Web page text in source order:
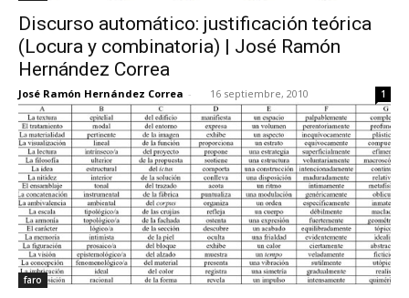
Discurso automático: justificación teórica
(Locura y combinatoria) | José Ramón
Hernández Correa
José Ramón Hernández Correa - 16 septiembre, 2010 1
faro